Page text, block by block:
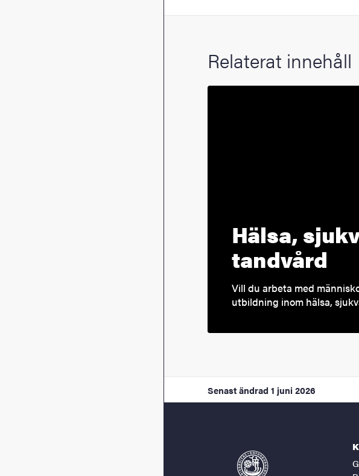
Relaterat innehåll
Hälsa,
tandvård
Vill du arbeta med
utbildning inom hälsa,
Senast ändrad 1 juni 2026